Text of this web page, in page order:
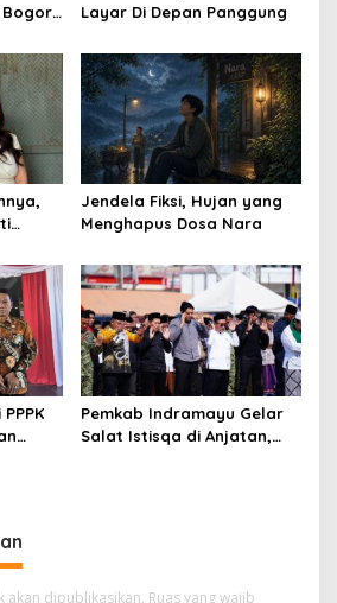
Bogor,
Layar Di Depan Panggung
Jendela Fiksi, Hujan yang
Menghapus Dosa Nara
Pemkab Indramayu Gelar
Salat Istisqa di Anjatan,
akan dipublikasikan. Ruas yang wajib